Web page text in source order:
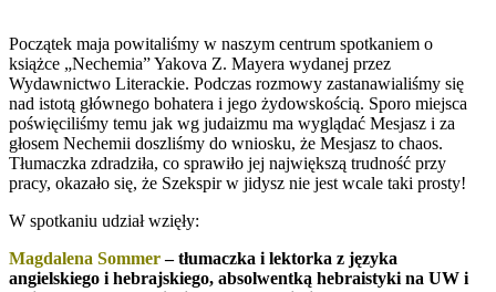
Początek maja powitaliśmy w naszym centrum spotkaniem o
książce „Nechemia” Yakova Z. Mayera wydanej przez
Wydawnictwo Literackie. Podczas rozmowy zastanawialiśmy się
nad istotą głównego bohatera i jego żydowskością. Sporo miejsca
poświęciliśmy temu jak wg judaizmu ma wyglądać Mesjasz i za
głosem Nechemii doszliśmy do wniosku, że Mesjasz to chaos.
Tłumaczka zdradziła, co sprawiło jej największą trudność przy
pracy, okazało się, że Szekspir w jidysz nie jest wcale taki prosty!
W spotkaniu udział wzięły:
Magdalena Sommer– tłumaczka i lektorka z języka
angielskiego i hebrajskiego, absolwentką hebraistyki na UW i